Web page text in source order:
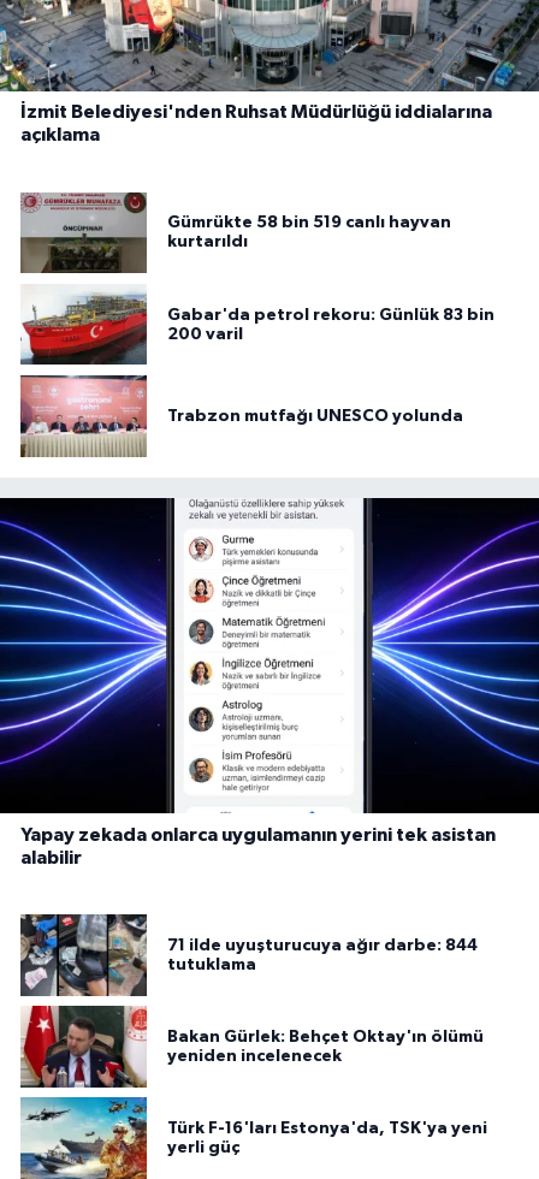
İzmit Belediyesi'nden Ruhsat Müdürlüğü iddialarına
açıklama
Gümrükte 58 bin 519 canlı hayvan
kurtarıldı
Gabar'da petrol rekoru: Günlük 83 bin
200 varil
Trabzon mutfağı UNESCO yolunda
Yapay zekada onlarca uygulamanın yerini tek asistan
alabilir
71 ilde uyuşturucuya ağır darbe: 844
tutuklama
Bakan Gürlek: Behçet Oktay'ın ölümü
yeniden incelenecek
Türk F-16'ları Estonya'da, TSK'ya yeni
yerli güç